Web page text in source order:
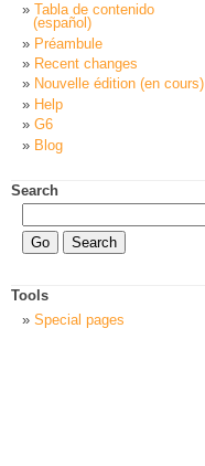
Tabla de contenido
(español)
Préambule
Recent changes
Nouvelle édition (en cours)
Help
G6
Blog
Search
Tools
Special pages